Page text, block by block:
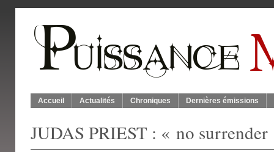
Accueil Actualités Chroniques Dernières émissions
JUDAS PRIEST : « no surrender